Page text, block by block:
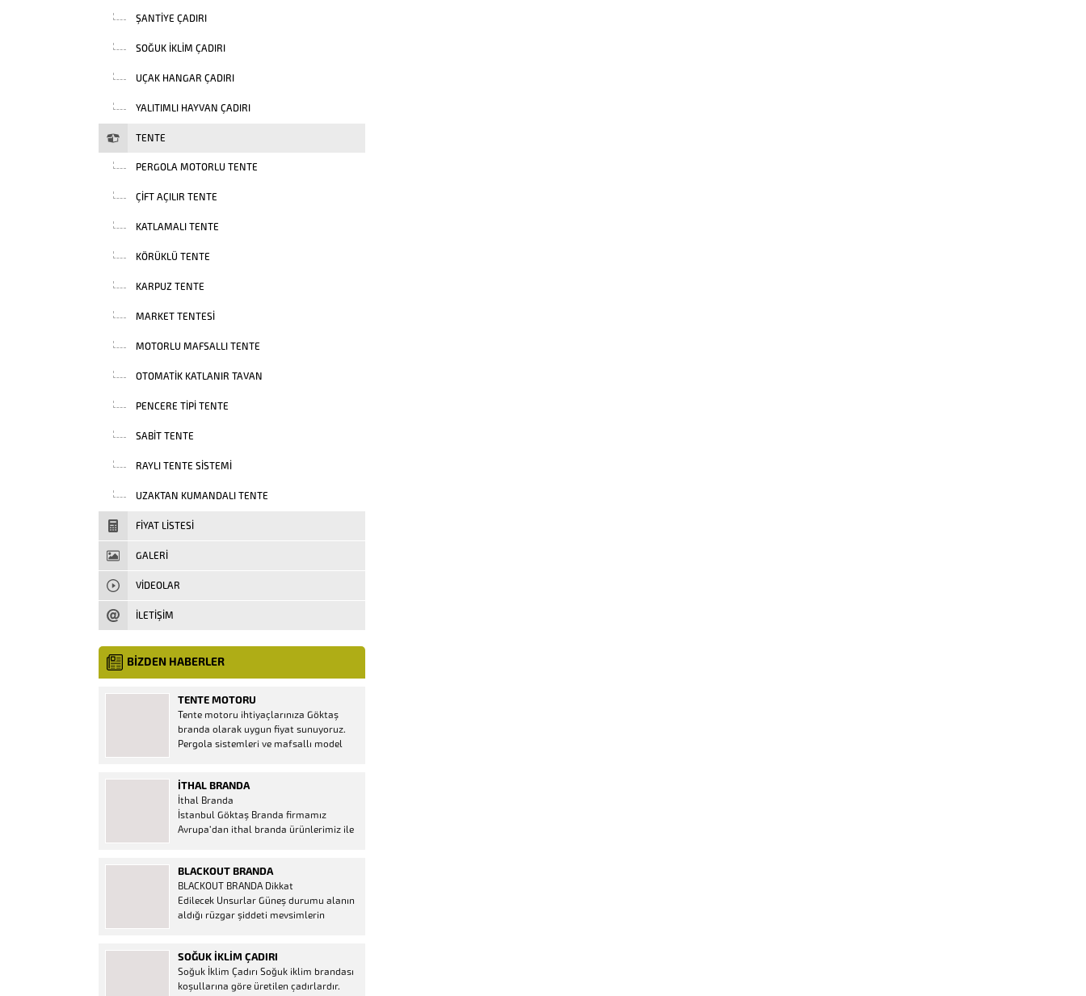
ŞANTIYE ÇADIRI
SOĞUK İKLIM ÇADIRI
UÇAK HANGAR ÇADIRI
YALITIMLI HAYVAN ÇADIRI
TENTE
PERGOLA MOTORLU TENTE
ÇIFT AÇILIR TENTE
KATLAMALI TENTE
KÖRÜKLÜ TENTE
KARPUZ TENTE
MARKET TENTESI
MOTORLU MAFSALLI TENTE
OTOMATIK KATLANIR TAVAN
PENCERE TIPI TENTE
SABIT TENTE
RAYLI TENTE SISTEMI
UZAKTAN KUMANDALI TENTE
FIYAT LISTESI
GALERİ
VIDEOLAR
İLETİŞİM
BİZDEN HABERLER
TENTE MOTORU
Tente motoru ihtiyaçlarınıza Göktaş
branda olarak uygun fiyat sunuyoruz.
Pergola sistemleri ve mafsallı model
mevcuttur. Kumanda ve diğer aparatlar
firmamızda mevcuttur.
İTHAL BRANDA
İthal Branda
İstanbul Göktaş Branda firmamız
Avrupa’dan ithal branda ürünlerimiz ile
Ürün Al dükkanı ürünleri peşin fiyatına
bol taksitle Göktaş Branda Çeşitleri
Adresinde, 1.kalite ithal ürün ne demek
Brandacı sektöründe faaliyet gösteren,
BLACKOUT BRANDA
BLACKOUT BRANDA Dikkat
Edilecek Unsurlar Güneş durumu alanın
aldığı rüzgar şiddeti mevsimlerin
düşünmeniz gereken bir kaç faktörden
biridir. Türkiye’nin lider Branda markası
Göktaş Branda, Hazine ve Maliye Bakanı
SOĞUK İKLIM ÇADIRI
Soğuk İklim Çadırı Soğuk iklim brandası
koşullarına göre üretilen çadırlardır.